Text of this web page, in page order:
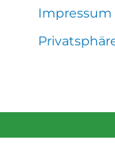
Impressum